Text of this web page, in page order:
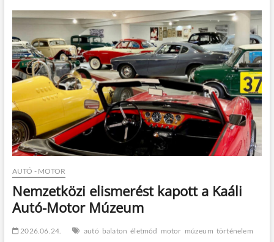
Széchenyi
István
Egyetem
csapata
a
Shell
Eco-
marathonon
AUTÓ - MOTOR
Nemzetközi elismerést kapott a Kaáli
Autó-Motor Múzeum
2026.06.24. autó balaton életmód motor múzeum történelem